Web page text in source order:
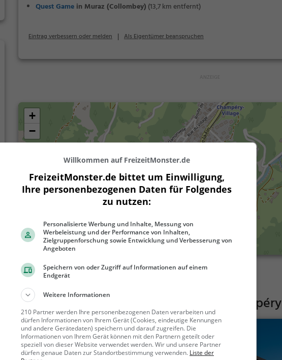
Quest Game in Muraz (Collombey) (13,7 km entfernt)
Eintrag verbessern oder melden | Als Eigentümer beanspruchen
+
−
300 m
Ähnliche Aktivitäten wie Trapgame Champéry
Refuge des Dents du
Midi
Wildnishütte in Val-d'Illiez
Willkommen auf FreizeitMonster.de
FreizeitMonster.de bittet um Einwilligung,
Ihre personenbezogenen Daten für Folgendes
zu nutzen:
Personalisierte Werbung und Inhalte, Messung von
Werbeleistung und der Performance von Inhalten,
Zielgruppenforschung sowie Entwicklung und Verbesserung von
Angeboten
Speichern von oder Zugriff auf Informationen auf einem
Endgerät
Weitere Informationen
210 Partner werden Ihre personenbezogenen Daten verarbeiten und
dürfen Informationen von Ihrem Gerät (Cookies, eindeutige Kennungen
und andere Gerätedaten) speichern und darauf zugreifen. Die
Informationen von Ihrem Gerät können mit den Partnern geteilt oder
speziell von dieser Website verwendet werden. Wir und unsere Partner
dürfen genaue Daten zur Standortbestimmung verwenden. Liste der